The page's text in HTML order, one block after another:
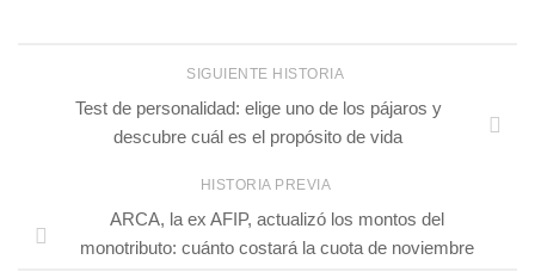
SIGUIENTE HISTORIA
Test de personalidad: elige uno de los pájaros y
descubre cuál es el propósito de vida
HISTORIA PREVIA
ARCA, la ex AFIP, actualizó los montos del
monotributo: cuánto costará la cuota de noviembre